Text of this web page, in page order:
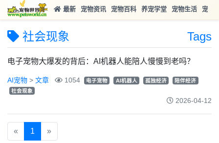
最新 宠物资讯 宠物百科 养宠学堂 宠物生活 宠物
社会现象 Tags
电子宠物大爆发的背后：AI机器人能陪人慢慢到老吗？
AI宠物 > 文章 1054 电子宠物 AI机器人 孤独经济
陪伴经济
社会现象
2026-04-12
« 1 »